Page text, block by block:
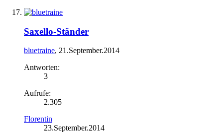
Saxello-Ständer
bluetraine, 21.September.2014
Antworten:
3
Aufrufe:
2.305
Florentin
23.September.2014